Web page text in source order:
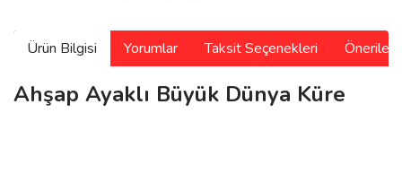
Ürün Bilgisi Yorumlar Taksit Seçenekleri
Ahşap Ayaklı Büyük Dünya Küre